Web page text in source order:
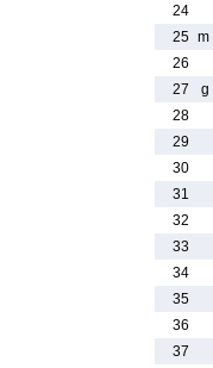
24
25 m
26
27
g
28
29
30
31
32
33
34
35
36
37